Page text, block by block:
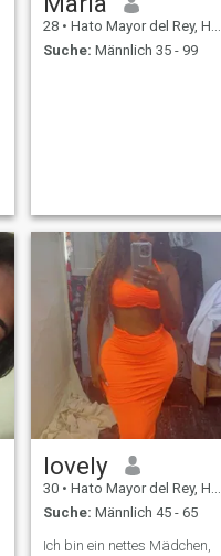
28 • Hato Mayor del Rey, Hato Mayor, Dom. Rep.
Suche: Männlich 35 - 99
lovely
30 • Hato Mayor del Rey, Hato Mayor, Dom. Rep.
Suche: Männlich 45 - 65
Ich bin ein nettes Mädchen,